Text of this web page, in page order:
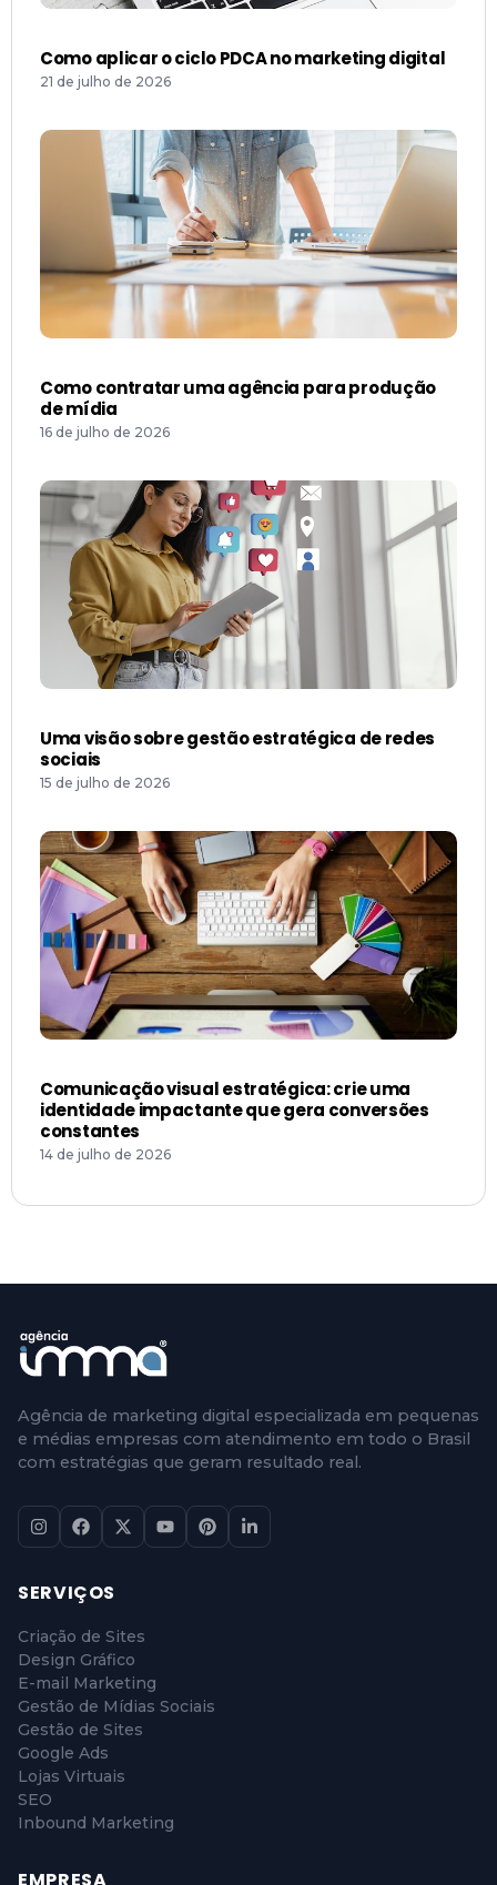
Como aplicar o ciclo PDCA no marketing digital
21 de julho de 2026
Como contratar uma agência para produção
de mídia
16 de julho de 2026
Uma visão sobre gestão estratégica de redes
sociais
15 de julho de 2026
Comunicação visual estratégica: crie uma
identidade impactante que gera conversões
constantes
14 de julho de 2026
Agência de marketing digital especializada em pequenas
e médias empresas com atendimento em todo o Brasil
com estratégias que geram resultado real.
SERVIÇOS
Criação de Sites
Design Gráfico
E-mail Marketing
Gestão de Mídias Sociais
Gestão de Sites
Google Ads
Lojas Virtuais
SEO
Inbound Marketing